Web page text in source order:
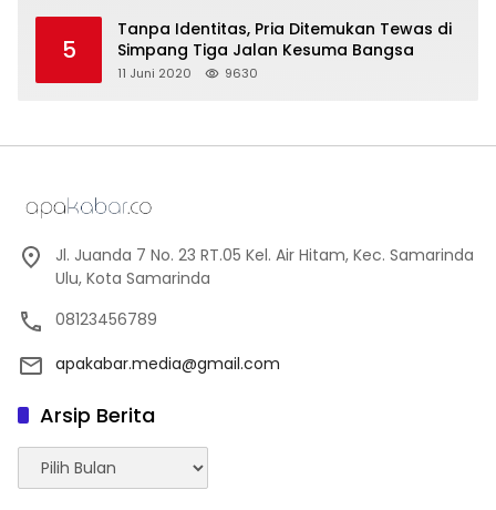
5
Tanpa Identitas, Pria Ditemukan Tewas di
Simpang Tiga Jalan Kesuma Bangsa
11 Juni 2020 9630
Jl. Juanda 7 No. 23 RT.05 Kel. Air Hitam, Kec. Samarinda
Ulu, Kota Samarinda
08123456789
apakabar.media@gmail.com
Arsip Berita
Arsip
Berita